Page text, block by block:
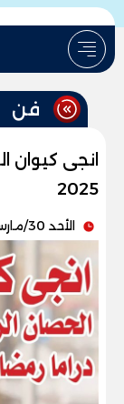
فن
انجى كيوان
2025
الأحد 30/مارس/2025 - 12:55 ص